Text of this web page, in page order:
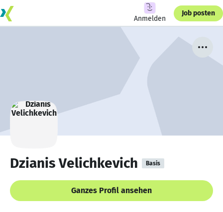
Anmelden
Job posten
Dzianis Velichkevich Basis
Ganzes Profil ansehen